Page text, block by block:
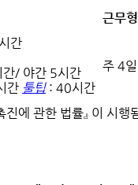
근무
간
/ 야간 5시간
간 툴팁: 40시간
주 4
에 관한 법률』 이 시